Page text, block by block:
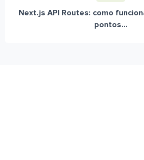
Next.js API Routes: como
pontos...